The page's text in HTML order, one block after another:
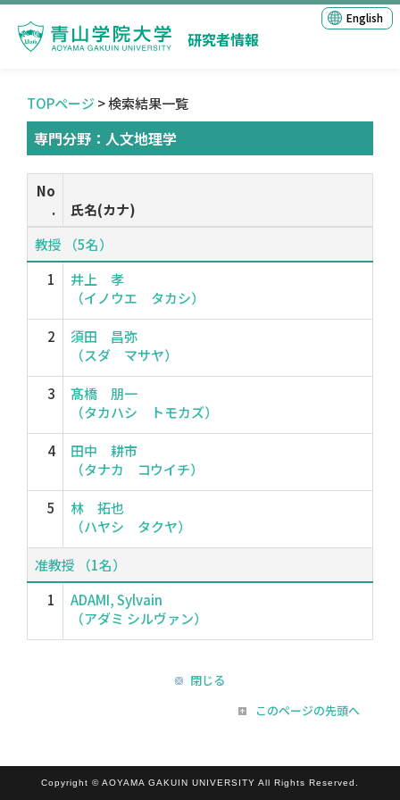
研究者情報
English
TOPページ > 検索結果一覧
専門分野：人文地理学
No
.
氏名(カナ)
教授 （5名）
1
井上 孝
（イノウエ タカシ）
2
須田 昌弥
（スダ マサヤ）
3
髙橋 朋一
（タカハシ トモカズ）
4
田中 耕市
（タナカ コウイチ）
5
林 拓也
（ハヤシ タクヤ）
准教授 （1名）
1
ADAMI, Sylvain
（アダミ シルヴァン）
閉じる
このページの先頭へ
Copyright © AOYAMA GAKUIN UNIVERSITY All Rights Reserved.